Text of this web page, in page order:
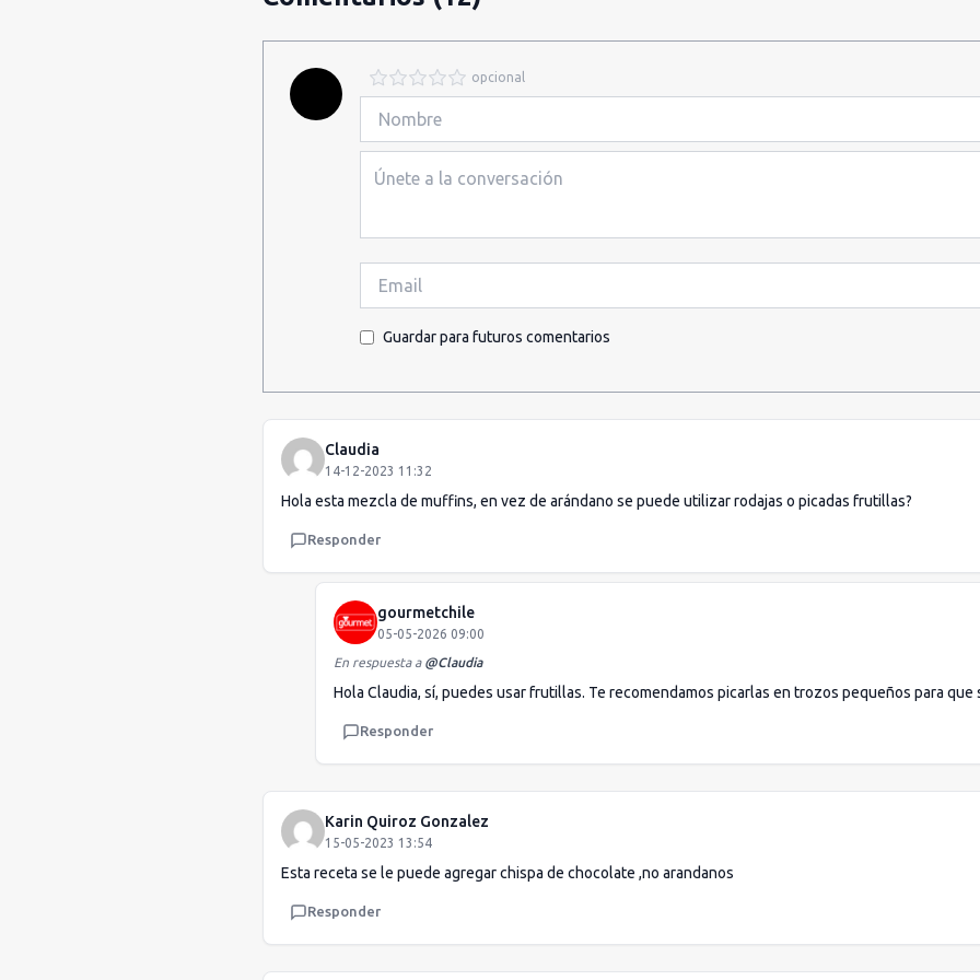
opcional
Guardar para futuros comentarios
Claudia
14-12-2023 11:32
Hola esta mezcla de muffins, en vez de arándano se puede utilizar rodajas o picadas frutillas?
Responder
gourmetchile
05-05-2026 09:00
En respuesta a @Claudia
Hola Claudia, sí, puedes usar frutillas. Te recomendamos picarlas en trozos pequeños para que
Responder
Karin Quiroz Gonzalez
15-05-2023 13:54
Esta receta se le puede agregar chispa de chocolate ,no arandanos
Responder